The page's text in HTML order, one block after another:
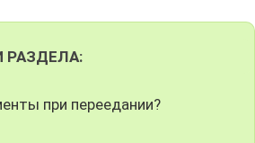
РАЗДЕЛА:
при переедании?